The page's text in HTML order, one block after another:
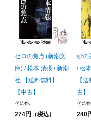
ゼロの焦点 (新潮文
庫) / 松本 清張 / 新潮
社 【送料無料】
【中古】
その他
274円（税込）
砂の
/ 松
【
古】
その他
240